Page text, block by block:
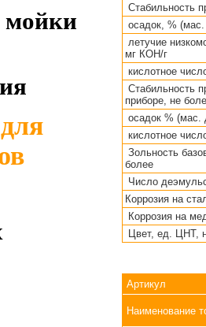
мойки
Стабильность
осадок, %
летучие
мг КОН/г
кислотное
Стабильность
приборе, не
осадок % (мас.
кислотное
Зольность
более
Число
Коррозия на
Коррозия на
Цвет, ед. ЦНТ,
Артикул
Наименование